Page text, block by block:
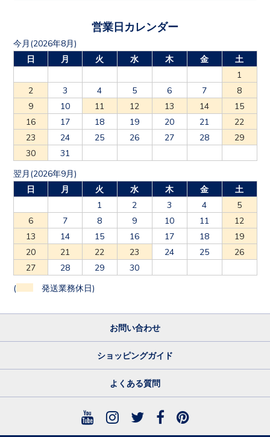
営業日カレンダー
今月(2026年8月)
日
月 火 水 木 金
土
1
2
3 4 5 6 7
8
9
10 11 12 13 14
15
16
17 18 19 20 21
22
23
24 25 26 27 28
29
30
31
翌月(2026年9月)
日
月 火 水 木 金
土
1
2 3 4
5
6
7 8 9 10 11
12
13
14 15 16 17 18
19
20
21 22 23 24 25
26
27
28 29 30
( 発送業務休日)
お問い合わせ
ショッピングガイド
よくある質問